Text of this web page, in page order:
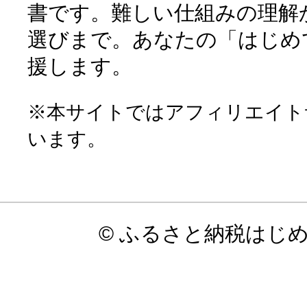
書です。難しい仕組みの理
選びまで。あなたの「はじ
援します。
※本サイトではアフィリエイ
います。
© ふるさと納税はじ